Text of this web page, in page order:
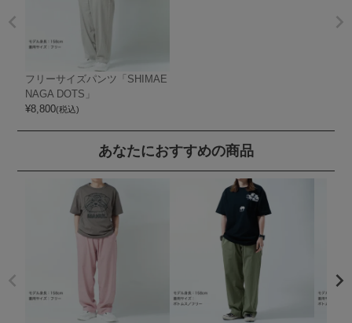
フリーサイズパンツ「SHIMAE
NAGA DOTS」
¥8,800(税込)
あなたにおすすめの商品